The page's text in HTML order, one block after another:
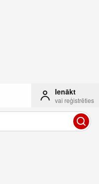
Ienākt
vai reģistrēties